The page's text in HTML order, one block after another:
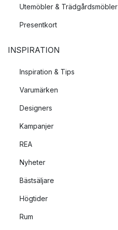
Utemöbler & Trädgårdsmöbler
Presentkort
INSPIRATION
Inspiration & Tips
Varumärken
Designers
Kampanjer
REA
Nyheter
Bästsäljare
Högtider
Rum